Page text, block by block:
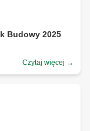
Budowy 2025
Czytaj więcej →